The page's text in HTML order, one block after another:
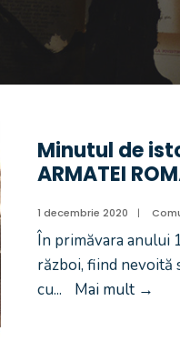
Minutul de
ARMATEI
1 decembrie 2020 |
În primăvara anului
război, fiind nevoită
cu... Mai mult →